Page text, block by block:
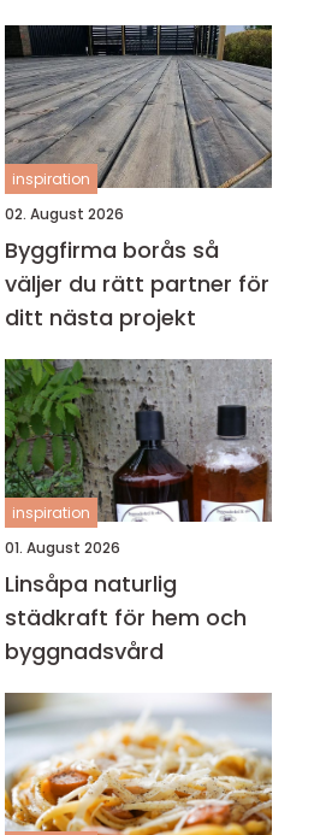
projekt
inspiration
02. August 2026
Byggfirma borås så
väljer du rätt partner för
ditt nästa projekt
inspiration
01. August 2026
Linsåpa naturlig
städkraft för hem och
byggnadsvård